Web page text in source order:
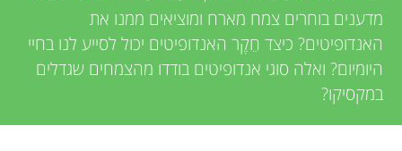
מדענים בוחרים צמח מארח ומוציאים ממנו את
האנדופיטים? כיצד חֵקֶר האנדופיטים יכול לסייע לנו בחיי
היומיום? ואלה סוגי אנדופיטים בודדו מהצמחים שגדלים
במקסיקו?